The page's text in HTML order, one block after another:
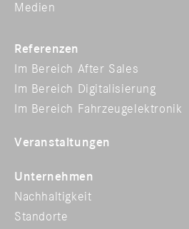
Medien
Referenzen
Im Bereich After Sales
Im Bereich Digitalisierung
Im Bereich Fahrzeugelektronik
Veranstaltungen
Unternehmen
Nachhaltigkeit
Standorte